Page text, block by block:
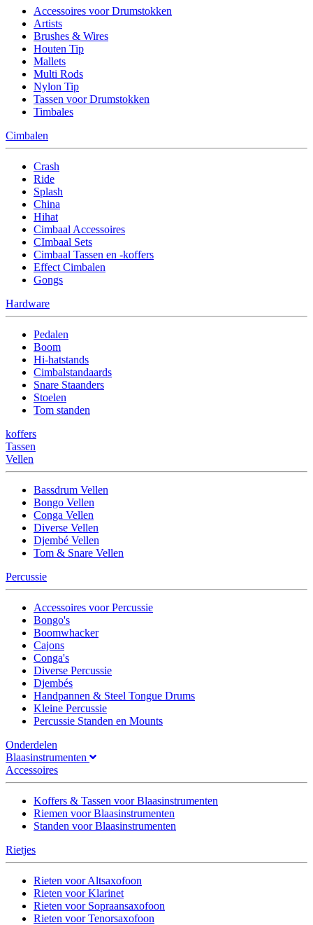
Accessoires voor Drumstokken
Artists
Brushes & Wires
Houten Tip
Mallets
Multi Rods
Nylon Tip
Tassen voor Drumstokken
Timbales
Cimbalen
Crash
Ride
Splash
China
Hihat
Cimbaal Accessoires
CImbaal Sets
Cimbaal Tassen en -koffers
Effect Cimbalen
Gongs
Hardware
Pedalen
Boom
Hi-hatstands
Cimbalstandaards
Snare Staanders
Stoelen
Tom standen
koffers
Tassen
Vellen
Bassdrum Vellen
Bongo Vellen
Conga Vellen
Diverse Vellen
Djembé Vellen
Tom & Snare Vellen
Percussie
Accessoires voor Percussie
Bongo's
Boomwhacker
Cajons
Conga's
Diverse Percussie
Djembés
Handpannen & Steel Tongue Drums
Kleine Percussie
Percussie Standen en Mounts
Onderdelen
Blaasinstrumenten
Accessoires
Koffers & Tassen voor Blaasinstrumenten
Riemen voor Blaasinstrumenten
Standen voor Blaasinstrumenten
Rietjes
Rieten voor Altsaxofoon
Rieten voor Klarinet
Rieten voor Sopraansaxofoon
Rieten voor Tenorsaxofoon